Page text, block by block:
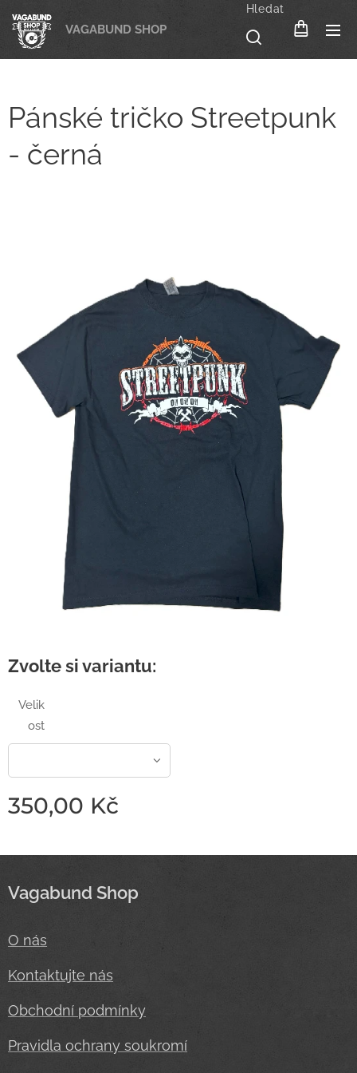
VAGABUND SHOP
Hledat
Pánské tričko Streetpunk
- černá
Zvolte si variantu:
Velik
ost
350,00 Kč
Vagabund Shop
O nás
Kontaktujte nás
Obchodní podmínky
Pravidla ochrany soukromí